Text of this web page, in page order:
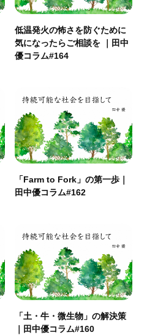
低温発火の怖さを防ぐために
気になったらご相談を ｜田中
優コラム#164
「Farm to Fork」の第一歩｜
田中優コラム#162
「土・牛・微生物」の解決策
｜田中優コラム#160